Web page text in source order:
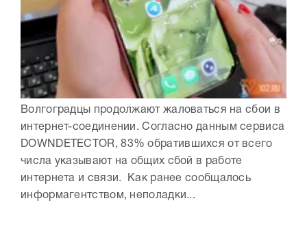
Волгоградцы продолжают жаловаться на сбои в
интернет-соединении. Согласно данным сервиса
DOWNDETECTOR, 83% обратившихся от всего
числа указывают на общих сбой в работе
интернета и связи. Как ранее сообщалось
информагентством, неполадки...